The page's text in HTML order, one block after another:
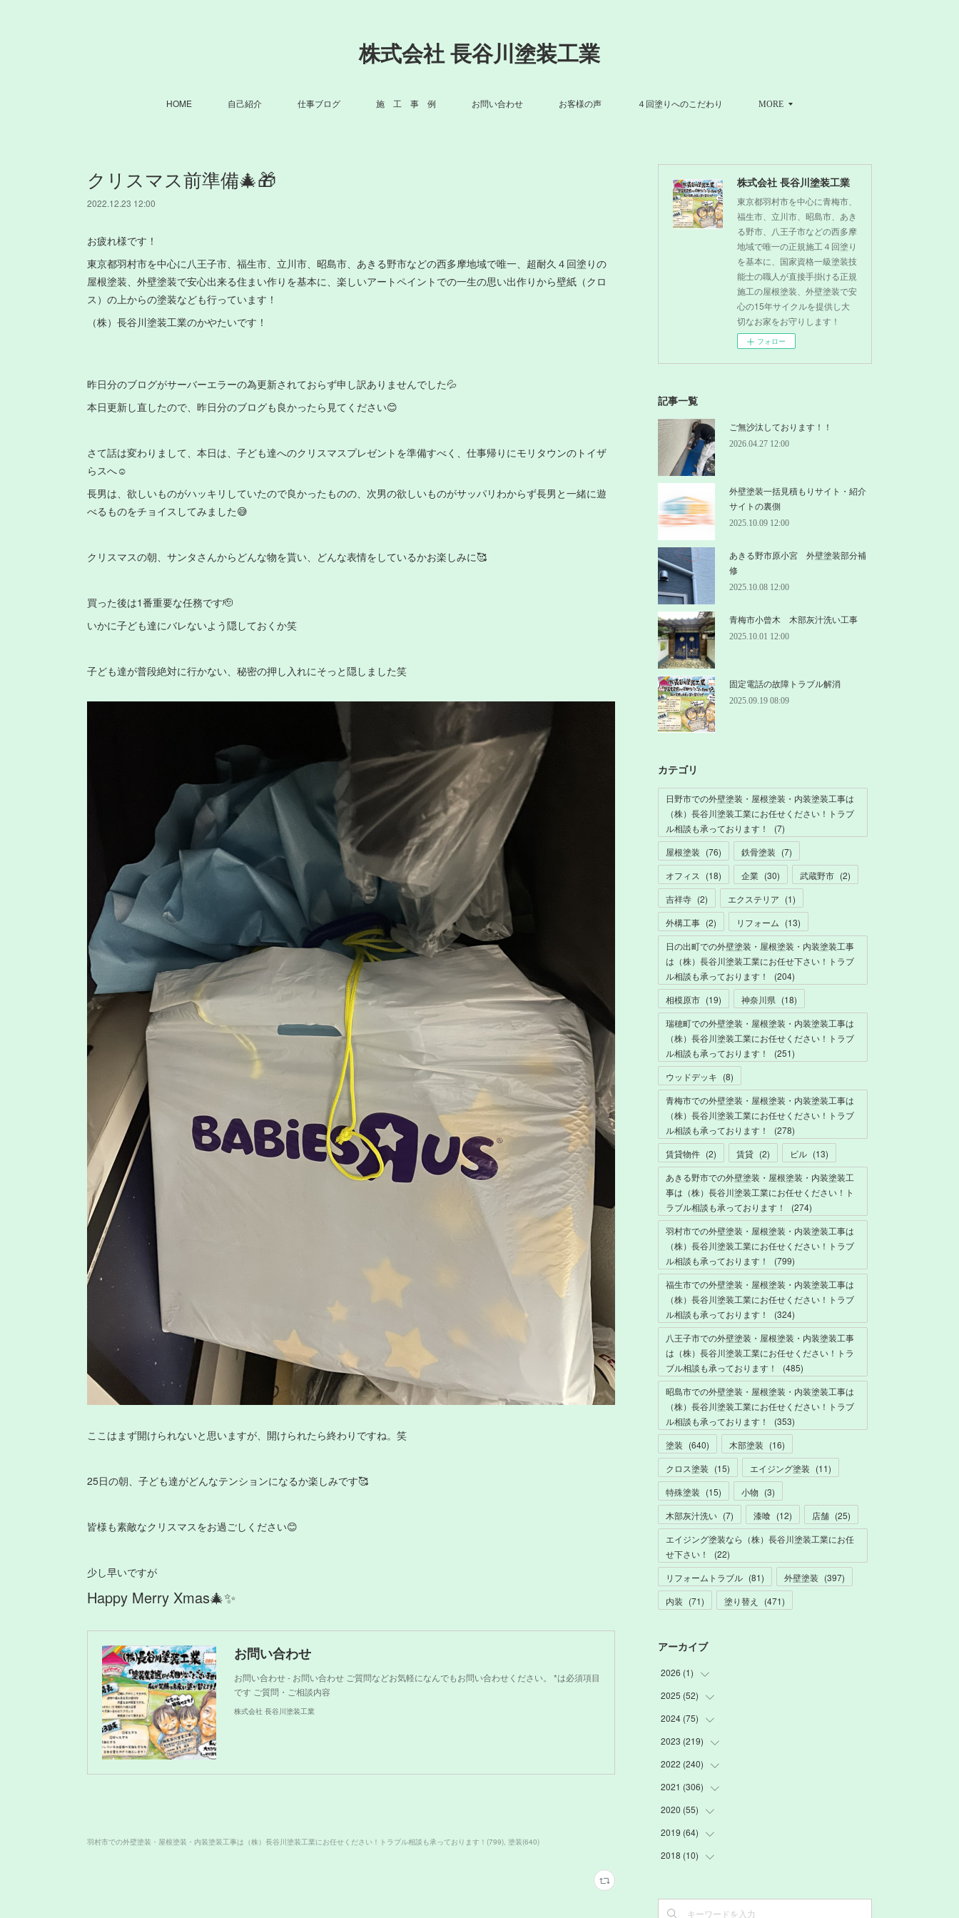
株式会社 長谷川塗装工業
HOME 自己紹介 仕事ブログ 施 工 事 例 お問い合わせ お客様の声 ４回塗りへのこだわり MORE
クリスマス前準備🎄🎁
2022.12.23 12:00
お疲れ様です！
東京都羽村市を中心に八王子市、福生市、立川市、昭島市、あきる野市などの西多摩地域で唯一、超耐久４回塗りの
屋根塗装、外壁塗装で安心出来る住まい作りを基本に、楽しいアートペイントでの一生の思い出作りから壁紙（クロ
ス）の上からの塗装なども行っています！
（株）長谷川塗装工業のかやたいです！
昨日分のブログがサーバーエラーの為更新されておらず申し訳ありませんでした💦
本日更新し直したので、昨日分のブログも良かったら見てください😊
さて話は変わりまして、本日は、子ども達へのクリスマスプレゼントを準備すべく、仕事帰りにモリタウンのトイザ
らスへ☺️
長男は、欲しいものがハッキリしていたので良かったものの、次男の欲しいものがサッパリわからず長男と一緒に遊
べるものをチョイスしてみました😅
クリスマスの朝、サンタさんからどんな物を貰い、どんな表情をしているかお楽しみに🥰
買った後は1番重要な任務です🫡
いかに子ども達にバレないよう隠しておくか笑
子ども達が普段絶対に行かない、秘密の押し入れにそっと隠しました笑
ここはまず開けられないと思いますが、開けられたら終わりですね。笑
25日の朝、子ども達がどんなテンションになるか楽しみです🥰
皆様も素敵なクリスマスをお過ごしください😊
少し早いですが
Happy Merry Xmas🎄✨
お問い合わせ
お問い合わせ - お問い合わせ ご質問などお気軽になんでもお問い合わせください。 *は必須項目
です ご質問・ご相談内容
株式会社 長谷川塗装工業
羽村市での外壁塗装・屋根塗装・内装塗装工事は（株）長谷川塗装工業にお任せください！トラブル相談も承っております！ (799) 塗装(640)
株式会社 長谷川塗装工業
東京都羽村市を中心に青梅市、
福生市、立川市、昭島市、あき
る野市、八王子市などの西多摩
地域で唯一の正規施工４回塗り
を基本に、国家資格一級塗装技
能士の職人が直接手掛ける正規
施工の屋根塗装、外壁塗装で安
心の15年サイクルを提供し大
切なお家をお守りします！
フォロー
記事一覧
ご無沙汰しております！！
2026.04.27 12:00
外壁塗装一括見積もりサイト・紹介
サイトの裏側
2025.10.09 12:00
あきる野市原小宮 外壁塗装部分補
修
2025.10.08 12:00
青梅市小曾木 木部灰汁洗い工事
2025.10.01 12:00
固定電話の故障トラブル解消
2025.09.19 08:09
カテゴリ
日野市での外壁塗装・屋根塗装・内装塗装工事は
（株）長谷川塗装工業にお任せください！トラブ
ル相談も承っております！
(7)
屋根塗装 (76) 鉄骨塗装 (7)
オフィス
(18) 企業 (30) 武蔵野市 (2)
吉祥寺 (2) エクステリア (1)
外構工事 (2) リフォーム (13)
日の出町での外壁塗装・屋根塗装・内装塗装工事
は（株）長谷川塗装工業にお任せ下さい！トラブ
ル相談も承っております！
(204)
相模原市 (19) 神奈川県 (18)
瑞穂町での外壁塗装・屋根塗装・内装塗装工事は
（株）長谷川塗装工業にお任せください！トラブ
ル相談も承っております！
(251)
ウッドデッキ (8)
青梅市での外壁塗装・屋根塗装・内装塗装工事は
（株）長谷川塗装工業にお任せください！トラブ
ル相談も承っております！
(278)
賃貸物件 (2) 賃貸 (2) ビル (13)
あきる野市での外壁塗装・屋根塗装・内装塗装工
事は（株）長谷川塗装工業にお任せください！ト
ラブル相談も承っております！
(274)
羽村市での外壁塗装・屋根塗装・内装塗装工事は
（株）長谷川塗装工業にお任せください！トラブ
ル相談も承っております！
(799)
福生市での外壁塗装・屋根塗装・内装塗装工事は
（株）長谷川塗装工業にお任せください！トラブ
ル相談も承っております！
(324)
八王子市での外壁塗装・屋根塗装・内装塗装工事
は（株）長谷川塗装工業にお任せください！トラ
ブル相談も承っております！
(485)
昭島市での外壁塗装・屋根塗装・内装塗装工事は
（株）長谷川塗装工業にお任せください！トラブ
ル相談も承っております！
(353)
塗装 (640) 木部塗装 (16)
クロス塗装 (15) エイジング塗装 (11)
特殊塗装 (15) 小物 (3)
木部灰汁洗い (7) 漆喰 (12) 店舗 (25)
エイジング塗装なら（株）長谷川塗装工業にお任
せ下さい！
(22)
リフォームトラブル (81) 外壁塗装 (397)
内装 (71) 塗り替え (471)
アーカイブ
2026 (1)
(1
2025 (52)
(3
(2)
(6)
(22
(16
)
(3
2024 (75)
(9)
(13
(12
(1
(4
(16
2023 (219)
(20
(18
(15
)
(13
)
(19
)
(20)
2022 (240)
(21
(20
)
(20
)
(20
)
(20)
2021 (306)
(24
)
(26
)
(23
)
(24)
2020 (55)
(3
(2
(3)
2019 (64)
(3
(15)
2018 (10)
(6)